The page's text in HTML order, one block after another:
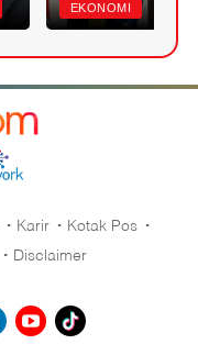
EKONOMI
Karir
Kotak Pos
Disclaimer